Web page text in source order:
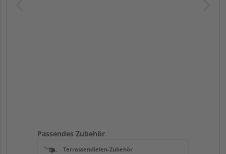
Passendes Zubehör
Terrassendielen-Zubehör